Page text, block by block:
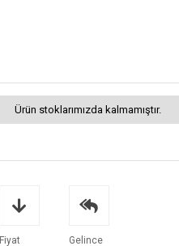
Ürün stoklarımızda kalmamıştır.
Fiyat
Gelince